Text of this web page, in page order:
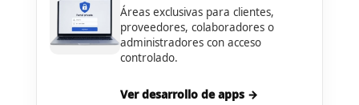
Áreas exclusivas para clientes,
proveedores, colaboradores o
administradores con acceso
controlado.
Ver desarrollo de apps →